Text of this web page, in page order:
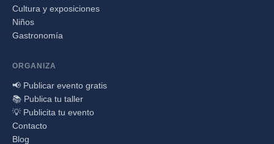
Cultura y exposiciones
Niños
Gastronomía
ORGANIZA
📢 Publicar evento gratis
📚 Publica tu taller
💡 Publicita tu evento
Contacto
Blog